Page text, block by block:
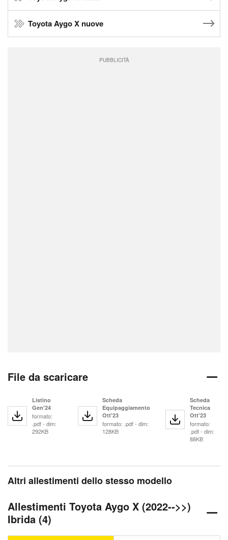
Toyota Aygo X nuove
PUBBLICITÀ
File da scaricare
Listino
Gen'24
formato:
.pdf - dim:
292KB
Scheda
Equipaggiamento
Ott'23
formato: .pdf - dim:
128KB
Scheda
Tecnica
Ott'23
formato:
.pdf - dim:
88KB
Altri allestimenti dello stesso modello
Allestimenti Toyota Aygo X (2022-->>)
Ibrida (4)